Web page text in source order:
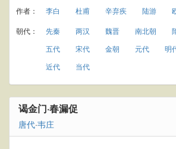
民谣
乐府 楚辞 小学古诗
高中古诗
小学文言文 初中文言文
唐诗三百首
古诗三百首 宋词三百
古诗十九首
七夕节
中秋节 重阳节 田园
写风
写雪
作者： 李白 杜甫 辛弃疾 陆游
孟浩然
于谦 李商隐 王守仁
温庭筠
岑参 曾巩 秦观
庾信
贾岛
白居易
苏轼 李清照 韩愈
梅尧臣
苏辙 皮日休 叶茵
朝代： 先秦 两汉 魏晋 南北朝
五代
宋代 金朝 元代 明
近代
当代
谒金门·春漏促
唐代·韦庄